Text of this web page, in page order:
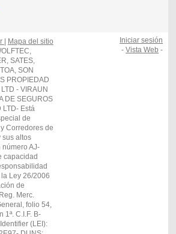
| Mapa del sitio
SATES,
SON
PROPIEDAD
- VIRAUN
DE SEGUROS
LTD- Está
de
Corredores de
sus altos
número AJ-
capacidad
Ley 26/2006
de
Merc.
folio 54,
1ª. C.I.F. B-
(LEI):
Iniciar sesión
-Vista Web -